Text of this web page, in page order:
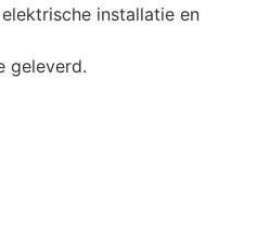
installatie en
geleverd.